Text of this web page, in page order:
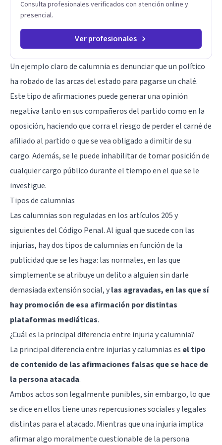
Consulta profesionales verificados con atención online y
presencial.
Ver profesionales
Un ejemplo claro de calumnia es denunciar que un político
ha robado de las arcas del estado para pagarse un chalé.
Este tipo de afirmaciones puede generar una opinión
negativa tanto en sus compañeros del partido como en la
oposición, haciendo que corra el riesgo de perder el carné de
afiliado al partido o que se vea obligado a dimitir de su
cargo. Además, se le puede inhabilitar de tomar posición de
cualquier cargo público durante el tiempo en el que se le
investigue.
Tipos de calumnias
Las calumnias son reguladas en los artículos 205 y
siguientes del Código Penal. Al igual que sucede con las
injurias, hay dos tipos de calumnias en función de la
publicidad que se les haga: las normales, en las que
simplemente se atribuye un delito a alguien sin darle
demasiada extensión social, ylas agravadas, en las que sí
hay promoción de esa afirmación por distintas
plataformas mediáticas.
¿Cuál es la principal diferencia entre injuria y calumnia?
La principal diferencia entre injurias y calumnias es el tipo
de contenido de las afirmaciones falsas que se hace de
la persona atacada.
Ambos actos son legalmente punibles, sin embargo, lo que
se dice en ellos tiene unas repercusiones sociales y legales
distintas para el atacado. Mientras que una injuria implica
afirmar algo moralmente cuestionable de la persona